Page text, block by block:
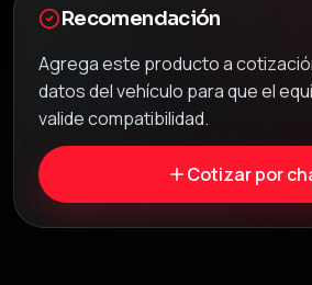
Recomendación
Agrega este producto a
datos del vehículo para que el
valide compatibilidad.
Cotizar por